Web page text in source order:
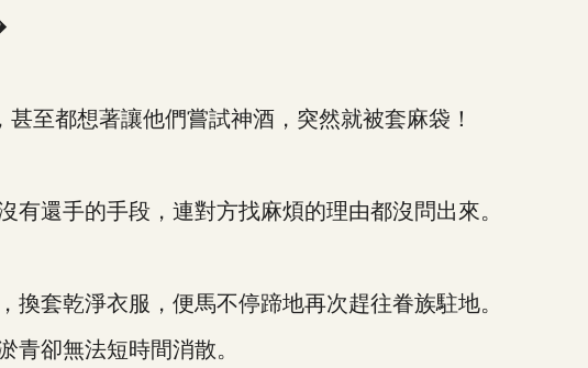
都想著讓他們嘗試神酒，突然就被套麻袋！
還手的手段，連對方找麻煩的理由都沒問出來。
套乾淨衣服，便馬不停蹄地再次趕往眷族駐地。
卻無法短時間消散。